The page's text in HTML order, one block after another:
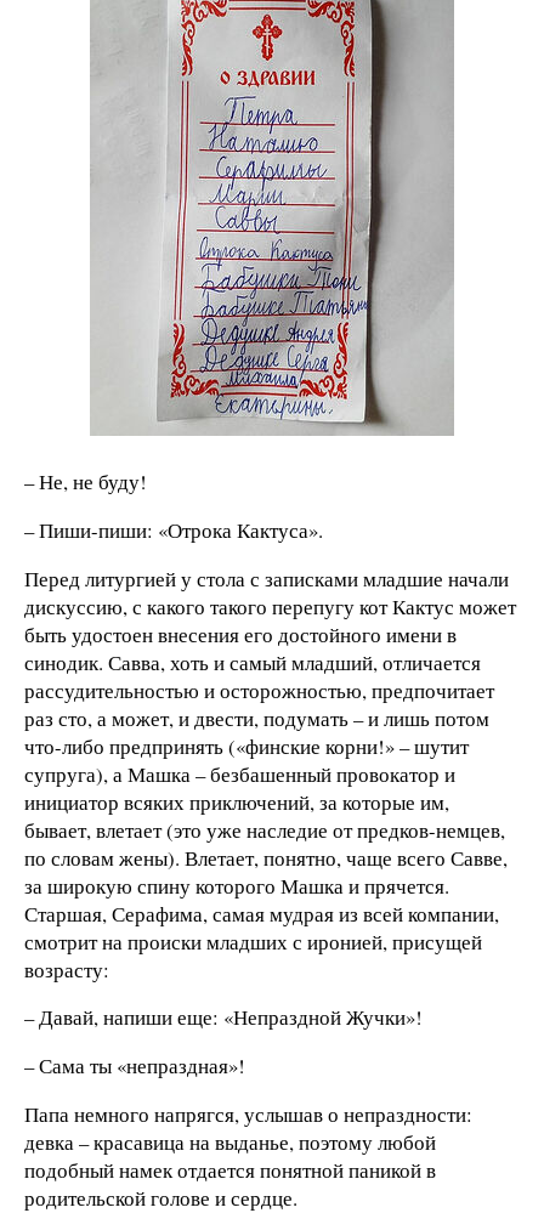
– Не, не буду!
– Пиши-пиши: «Отрока Кактуса».
Перед литургией у стола с записками младшие начали
дискуссию, с какого такого перепугу кот Кактус может
быть удостоен внесения его достойного имени в
синодик. Савва, хоть и самый младший, отличается
рассудительностью и осторожностью, предпочитает
раз сто, а может, и двести, подумать – и лишь потом
что-либо предпринять («финские корни!» – шутит
супруга), а Машка – безбашенный провокатор и
инициатор всяких приключений, за которые им,
бывает, влетает (это уже наследие от предков-немцев,
по словам жены). Влетает, понятно, чаще всего Савве,
за широкую спину которого Машка и прячется.
Старшая, Серафима, самая мудрая из всей компании,
смотрит на происки младших с иронией, присущей
возрасту:
– Давай, напиши еще: «Непраздной Жучки»!
– Сама ты «непраздная»!
Папа немного напрягся, услышав о непраздности:
девка – красавица на выданье, поэтому любой
подобный намек отдается понятной паникой в
родительской голове и сердце.